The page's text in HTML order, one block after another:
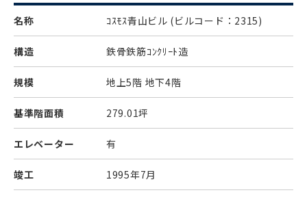
名称 ｺｽﾓｽ青山ビル (ビルコード：2315)
構造 鉄骨鉄筋ｺﾝｸﾘｰﾄ造
規模 地上5階 地下4階
基準階面積 279.01坪
エレベーター 有
竣工 1995年7月